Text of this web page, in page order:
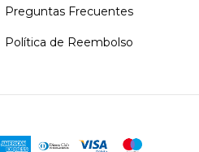
Preguntas Frecuentes
Política de Reembolso